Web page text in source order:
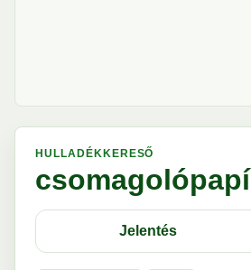
HULLADÉKKERESŐ
Jelentés